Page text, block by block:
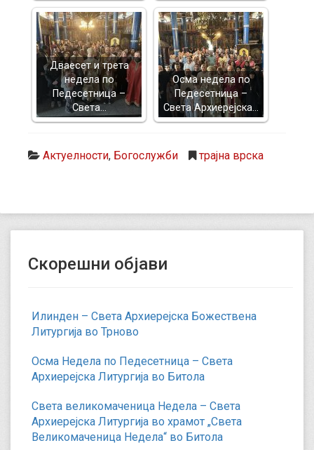
Дваесет и трета
недела по
Педесетница –
Света…
Осма недела по
Педесетница –
Света Архиерејска…
Актуелности, Богослужби трајна врска
Скорешни објави
Илинден – Света Архиерејска Божествена
Литургија во Трново
Осма Недела по Педесетница – Света
Архиерејска Литургија во Битола
Света великомаченица Недела – Света
Архиерејска Литургија во храмот „Света
Великомаченица Недела“ во Битола